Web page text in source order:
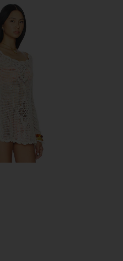
トップ
トライアングルビキニトップ